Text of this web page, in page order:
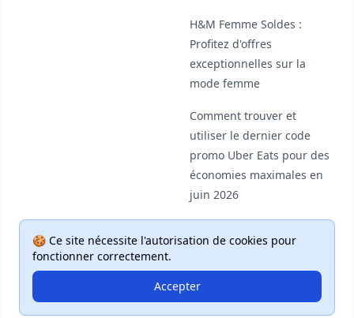
🍪 Ce site nécessite l'autorisation de cookies pour
fonctionner correctement.
Accepter
H&M Femme Soldes :
Profitez d'offres
exceptionnelles sur la
mode femme
Comment trouver et
utiliser le dernier code
promo Uber Eats pour des
économies maximales en
juin 2026
© 2026 Deal Plus. Tous droits réservés.